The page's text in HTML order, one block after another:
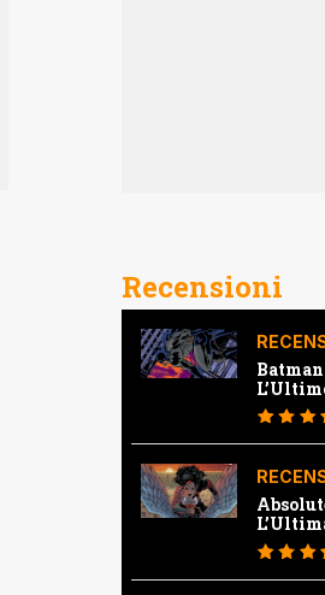
Recensioni